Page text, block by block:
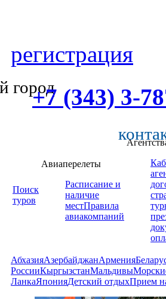
регистрация
город
+7 (343) 3-
Поиск
туров
Авиаперелеты
Расписание и
наличие
местПравила
авиакомпаний
АбхазияАзербайджанАрмения
РоссииКыргызстанМальдивы
ЛанкаЯпонияДетский отдыхПрием